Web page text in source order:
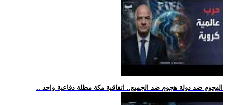
.. الهجوم ضد دولة هجوم ضد الجميع.. اتفاقية مكة مظلة دفاعية واحد